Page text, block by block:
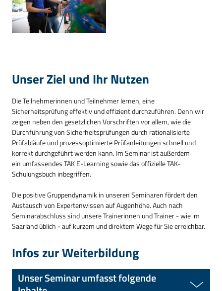
Unser Ziel und Ihr Nutzen
Die Teilnehmerinnen und Teilnehmer lernen, eine
Sicherheitsprüfung effektiv und effizient durchzuführen. Denn wir
zeigen neben den gesetzlichen Vorschriften vor allem, wie die
Durchführung von Sicherheitsprüfungen durch rationalisierte
Prüfabläufe und prozessoptimierte Prüfanleitungen schnell und
korrekt durchgeführt werden kann. Im Seminar ist außerdem
ein umfassendes TAK E-Learning sowie das offizielle TAK-
Schulungsbuch inbegriffen.
Die positive Gruppendynamik in unseren Seminaren fördert den
Austausch von Expertenwissen auf Augenhöhe. Auch nach
Seminarabschluss sind unsere Trainerinnen und Trainer - wie im
Saarland üblich - auf kurzem und direktem Wege für Sie erreichbar.
Infos zur Weiterbildung
Unser Seminar umfasst folgende